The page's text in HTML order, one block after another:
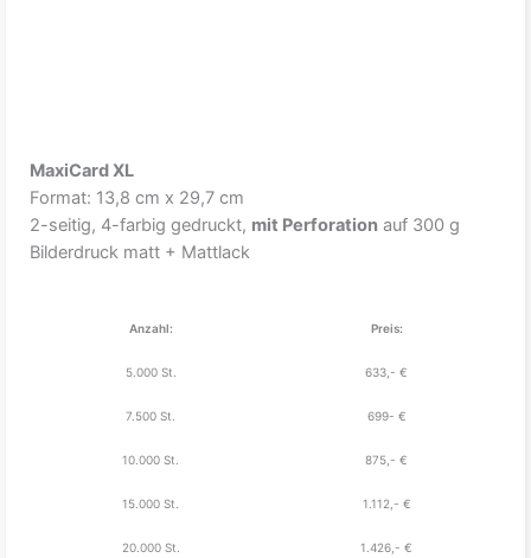
MaxiCard XL
Format: 13,8 cm x 29,7 cm
2-seitig, 4-farbig gedruckt, mit Perforation auf 300 g
Bilderdruck matt + Mattlack
Anzahl: Preis:
5.000 St. 633,- €
7.500 St. 699- €
10.000 St. 875,- €
15.000 St. 1.112,- €
20.000 St. 1.426,- €